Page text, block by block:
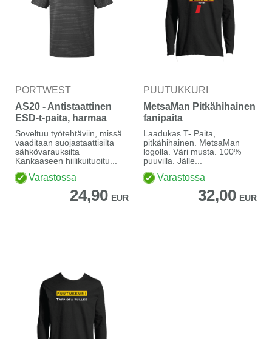
PORTWEST
AS20 - Antistaattinen
ESD-t-paita, harmaa
Soveltuu työtehtäviin, missä
vaaditaan suojastaattisilta
sähkövarauksilta
Kankaaseen hiilikuituoitu...
Varastossa
24,90 EUR
PUUTUKKURI
MetsaMan Pitkähihainen
fanipaita
Laadukas T- Paita,
pitkähihainen. MetsaMan
logolla. Väri musta. 100%
puuvilla. Jälle...
Varastossa
32,00 EUR